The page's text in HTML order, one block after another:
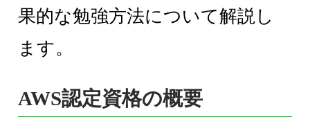
果的な勉強方法について解説し
ます。
AWS認定資格の概要